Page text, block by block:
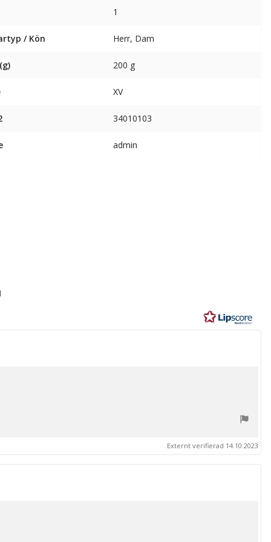
1
/ Kön Herr, Dam
200 g
XV
34010103
admin
Externt verifierad 14.10.2023